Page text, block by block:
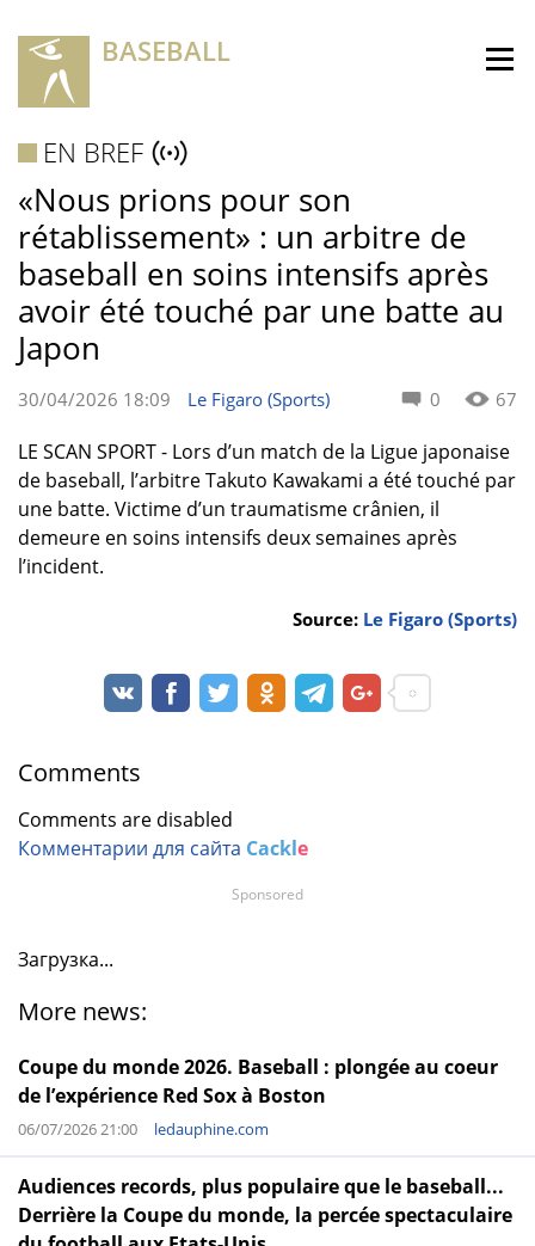
BASEBALL
EN BREF
«Nous prions pour son
rétablissement» : un arbitre de
baseball en soins intensifs après
avoir été touché par une batte au
Japon
0 67
30/04/2026 18:09 Le Figaro (Sports)
LE SCAN SPORT - Lors d’un match de la Ligue japonaise
de baseball, l’arbitre Takuto Kawakami a été touché par
une batte. Victime d’un traumatisme crânien, il
demeure en soins intensifs deux semaines après
l’incident.
Source: Le Figaro (Sports)
Comments
Comments are disabled
Комментарии для сайта Cackle
Загрузка...
More news:
Coupe du monde 2026. Baseball : plongée au coeur
de l’expérience Red Sox à Boston
06/07/2026 21:00 ledauphine.com
Audiences records, plus populaire que le baseball...
Derrière la Coupe du monde, la percée spectaculaire
Sponsored